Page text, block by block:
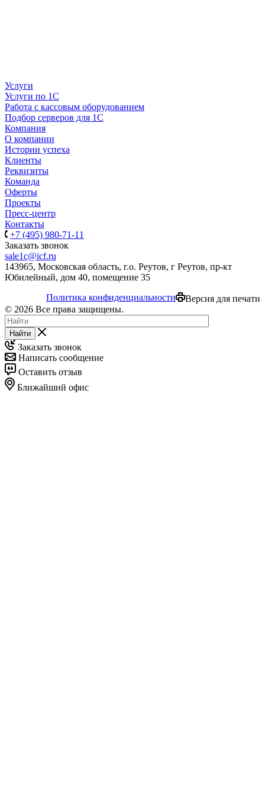
Услуги
Услуги по 1С
Работа с кассовым оборудованием
Подбор серверов для 1С
Компания
О компании
Истории успеха
Клиенты
Реквизиты
Команда
Оферты
Проекты
Пресс-центр
Контакты
+7 (495) 980-71-11
Заказать звонок
sale1c@icf.ru
143965, Московская область, г.о. Реутов, г Реутов, пр-кт
Юбилейный, дом 40, помещение 35
Версия для печати
Политика конфиденциальности
© 2026 Все права защищены.
Найти
Заказать звонок
Написать сообщение
Оставить отзыв
Ближайший офис